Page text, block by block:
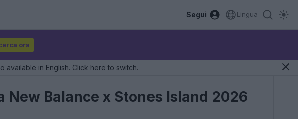
Segui Lingua
ora
available in English. Click here to switch.
Balance x Stones Island 2026